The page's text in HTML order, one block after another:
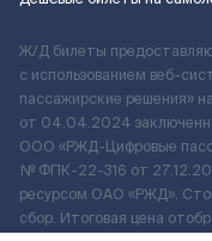
Ж/Д билеты
с использованием веб-
пассажирские решения»
от 04.04.2024
ООО «РЖД-Цифровые
№ ФПК-22-316 от
ресурсом ОАО «РЖД».
сбор. Итоговая цена